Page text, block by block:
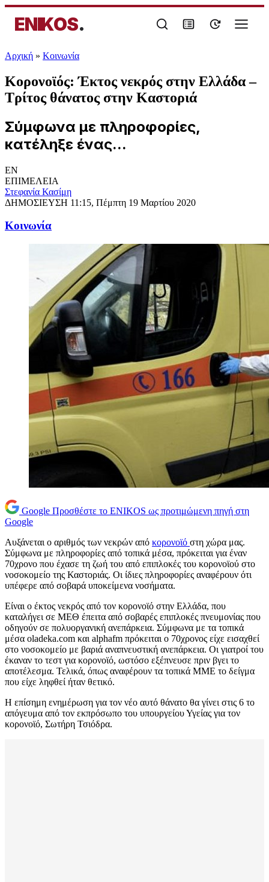
ENIKOS.
Αρχική » Κοινωνία
Κορονοϊός: Έκτος νεκρός στην Ελλάδα –
Τρίτος θάνατος στην Καστοριά
Σύμφωνα με πληροφορίες,
κατέληξε ένας...
EN
ΕΠΙΜΕΛΕΙΑ
Στεφανία Κασίμη
ΔΗΜΟΣΙΕΥΣΗ 11:15, Πέμπτη 19 Μαρτίου 2020
Κοινωνία
Google Προσθέστε το ENIKOS ως προτιμώμενη πηγή στη
Google
Αυξάνεται ο αριθμός των νεκρών από κορονοϊό στη χώρα μας.
Σύμφωνα με πληροφορίες από τοπικά μέσα, πρόκειται για έναν
70χρονο που έχασε τη ζωή του από επιπλοκές του κορονοϊού στο
νοσοκομείο της Καστοριάς. Οι ίδιες πληροφορίες αναφέρουν ότι
υπέφερε από σοβαρά υποκείμενα νοσήματα.
Είναι ο έκτος νεκρός από τον κορονοϊό στην Ελλάδα, που
καταλήγει σε ΜΕΘ έπειτα από σοβαρές επιπλοκές πνευμονίας που
οδηγούν σε πολυοργανική ανεπάρκεια. Σύμφωνα με τα τοπικά
μέσα oladeka.com και alphafm πρόκειται ο 70χρονος είχε εισαχθεί
στο νοσοκομείο με βαριά αναπνευστική ανεπάρκεια. Οι γιατροί του
έκαναν το τεστ για κορoνοϊό, ωστόσο εξέπνευσε πριν βγει το
αποτέλεσμα. Τελικά, όπως αναφέρουν τα τοπικά ΜΜΕ το δείγμα
που είχε ληφθεί ήταν θετικό.
Η επίσημη ενημέρωση για τον νέο αυτό θάνατο θα γίνει στις 6 το
απόγευμα από τον εκπρόσωπο του υπουργείου Υγείας για τον
κορονοϊό, Σωτήρη Τσιόδρα.